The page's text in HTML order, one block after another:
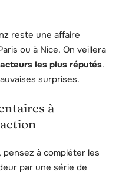
reste une affaire
ou à Nice. On veillera
les plus réputés.
surprises.
à
à compléter les
par une série de